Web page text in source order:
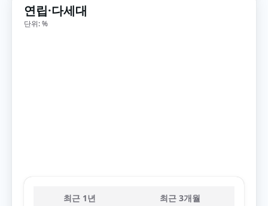
연립·다세대
단위: %
최근 1년 최근 3개월